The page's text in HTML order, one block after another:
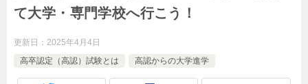
て大学・専門学校へ行こう！
更新日： 2025年4月4日
高卒認定（高認）試験とは
高認からの大学進学